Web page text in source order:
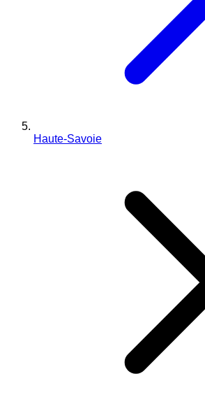
Haute-Savoie